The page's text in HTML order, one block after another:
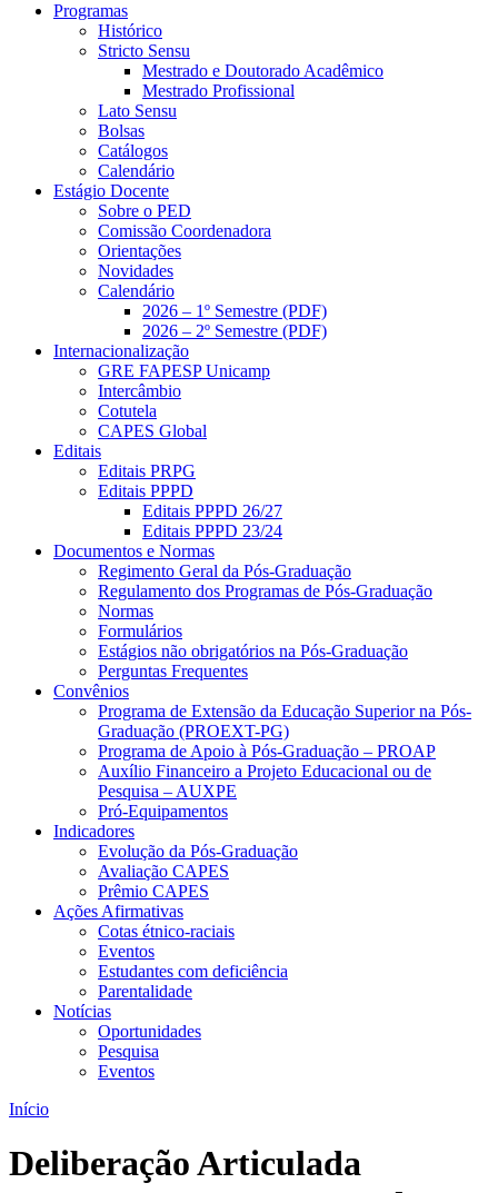
Programas
Histórico
Stricto Sensu
Mestrado e Doutorado Acadêmico
Mestrado Profissional
Lato Sensu
Bolsas
Catálogos
Calendário
Estágio Docente
Sobre o PED
Comissão Coordenadora
Orientações
Novidades
Calendário
2026 – 1º Semestre (PDF)
2026 – 2º Semestre (PDF)
Internacionalização
GRE FAPESP Unicamp
Intercâmbio
Cotutela
CAPES Global
Editais
Editais PRPG
Editais PPPD
Editais PPPD 26/27
Editais PPPD 23/24
Documentos e Normas
Regimento Geral da Pós-Graduação
Regulamento dos Programas de Pós-Graduação
Normas
Formulários
Estágios não obrigatórios na Pós-Graduação
Perguntas Frequentes
Convênios
Programa de Extensão da Educação Superior na Pós-
Graduação (PROEXT-PG)
Programa de Apoio à Pós-Graduação – PROAP
Auxílio Financeiro a Projeto Educacional ou de
Pesquisa – AUXPE
Pró-Equipamentos
Indicadores
Evolução da Pós-Graduação
Avaliação CAPES
Prêmio CAPES
Ações Afirmativas
Cotas étnico-raciais
Eventos
Estudantes com deficiência
Parentalidade
Notícias
Oportunidades
Pesquisa
Eventos
Início
Deliberação Articulada